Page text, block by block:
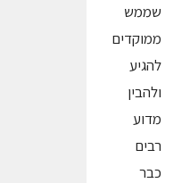
שממש
ממוקדים
להגיע
ולהבין
מדוע
רבים
כבר